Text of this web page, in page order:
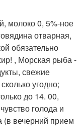
молоко 0, 5%-ное
отварная,
обязательно
, Морская рыба -
свежие
угодно;
до 14. 00,
голода и
(в вечерний прием